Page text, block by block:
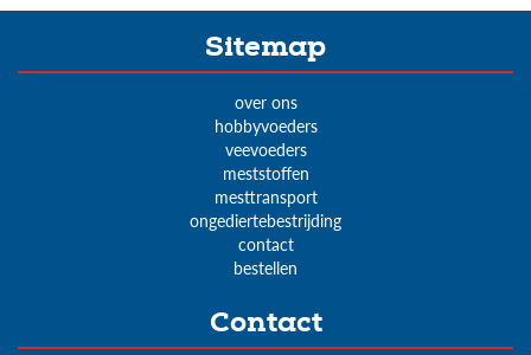
Sitemap
over ons
hobbyvoeders
veevoeders
meststoffen
mesttransport
ongediertebestrijding
contact
bestellen
Contact